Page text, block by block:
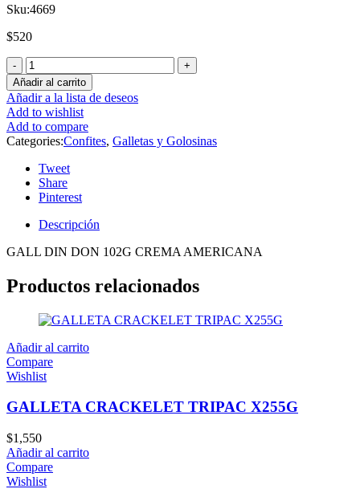
Sku:4669
$520
Añadir al carrito
Añadir a la lista de deseos
Add to wishlist
Add to compare
Categories:Confites, Galletas y Golosinas
Tweet
Share
Pinterest
Descripción
GALL DIN DON 102G CREMA AMERICANA
Productos relacionados
Añadir al carrito
Compare
Wishlist
GALLETA CRACKELET TRIPAC X255G
$1,550
Añadir al carrito
Compare
Wishlist